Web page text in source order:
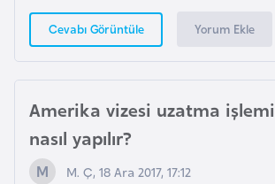
Cevabı Görüntüle Yorum Ekle
Amerika vizesi uzatma işlemi
nasıl yapılır?
M. Ç, 18 Ara 2017, 17:12
H
n
d
i
t
a